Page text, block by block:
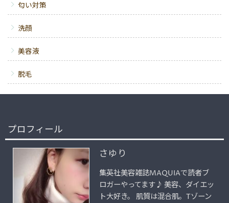
匂い対策
洗顔
美容液
脱毛
プロフィール
さゆり
集英社美容雑誌MAQUIAで読者ブ
ロガーやってます♪ 美容、ダイエッ
ト大好き。 肌質は混合肌。Tゾーン